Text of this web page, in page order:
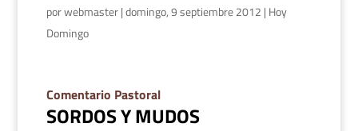
porwebmaster|domingo, 9 septiembre 2012 | Hoy
Domingo
Comentario Pastoral
SORDOS Y MUDOS